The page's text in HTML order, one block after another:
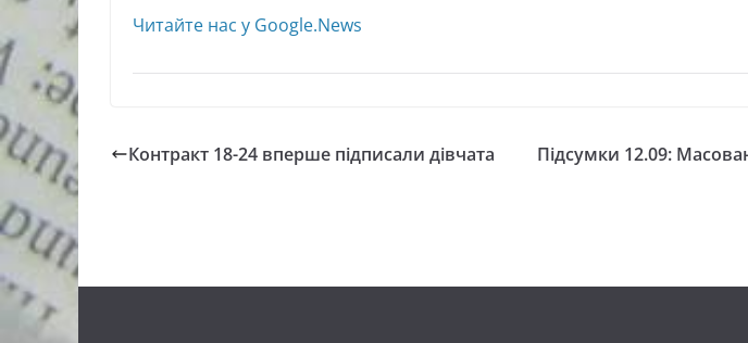
Читайте нас у Google.News
Контракт 18-24 вперше підписали дівчата
Підсумки 12.09: